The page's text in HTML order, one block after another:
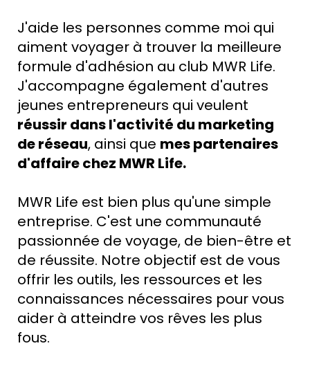
J'aide les personnes comme moi qui
aiment voyager à trouver la meilleure
formule d'adhésion au club MWR Life.
J'accompagne également d'autres
jeunes entrepreneurs qui veulent
réussir dans l'activité du marketing
de réseau, ainsi que mes partenaires
d'affaire chez MWR Life.
MWR Life est bien plus qu'une simple
entreprise. C'est une communauté
passionnée de voyage, de bien-être et
de réussite. Notre objectif est de vous
offrir les outils, les ressources et les
connaissances nécessaires pour vous
aider à atteindre vos rêves les plus
fous.